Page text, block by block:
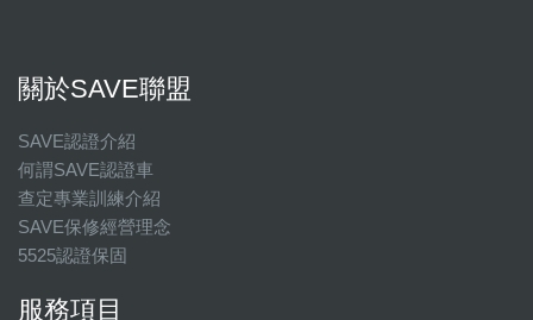
關於SAVE聯盟
SAVE認證介紹
何謂SAVE認證車
查定專業訓練介紹
SAVE保修經營理念
5525認證保固
服務項目